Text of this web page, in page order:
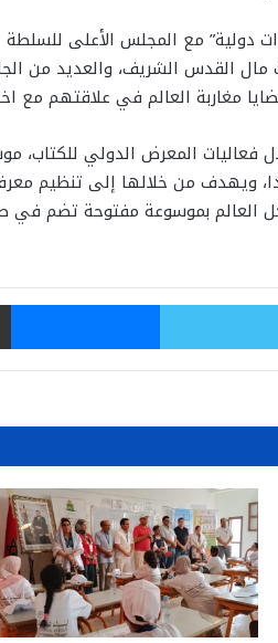
دولية” مع المجلس الأعلى للسلطة
مال القدس الشريف، والعديد من
مغاربة العالم في علاقتهم مع
فعاليات المعرض الدولي للكتاب،
من نوعها بالمغرب، في 12 مجلدا، ويهدف من
تويتر ماسنجر